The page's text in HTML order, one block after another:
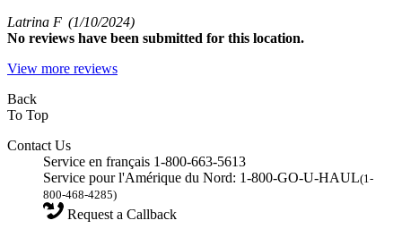
Latrina F (1/10/2024)
No reviews have been submitted for this location.
View more reviews
Back
To Top
Contact Us
Service en français 1-800-663-5613
Service pour l'Amérique du Nord: 1-800-GO-U-HAUL(1-
800-468-4285)
Request a Callback